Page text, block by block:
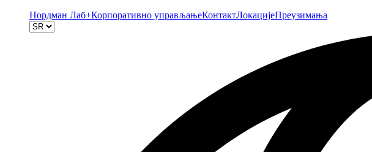
Нордман Лаб+Корпоративно управљањеКонтактЛокацијеПреузимања